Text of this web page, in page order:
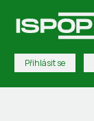
Přihlásit se